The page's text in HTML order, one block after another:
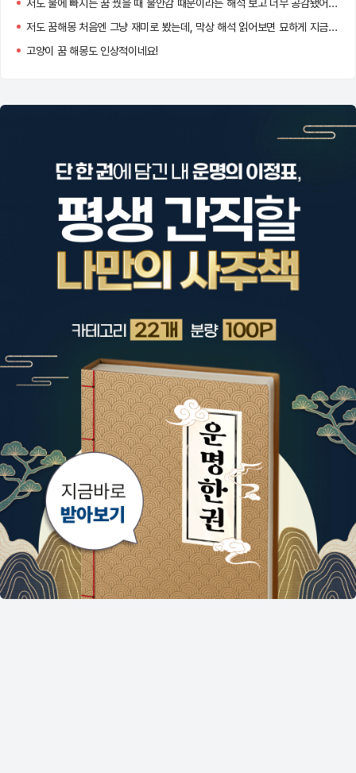
저도 물에 빠지는 꿈 꿨을 때 불안감 때문이라는 해석 보고 너무 공감됐어요…
저도 꿈해몽 처음엔 그냥 재미로 봤는데, 막상 해석 읽어보면 묘하게 지금 내 상황이랑 맞아서 소름 돋더라고요!
고양이 꿈 해몽도 인상적이네요!